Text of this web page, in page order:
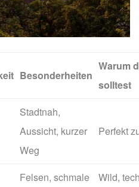
Besonderheiten
Warum
solltest
Stadtnah,
Aussicht, kurzer
Weg
Perfekt
Felsen, schmale
Wild,